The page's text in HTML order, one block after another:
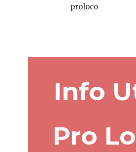
proloco
Info
Pro